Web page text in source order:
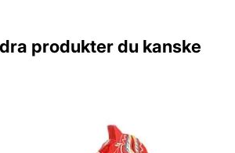
produkter du kanske